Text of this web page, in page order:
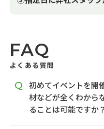
FAQ
よくある質問
初めてイベントを開
材などが全くわから
ることは可能ですか？